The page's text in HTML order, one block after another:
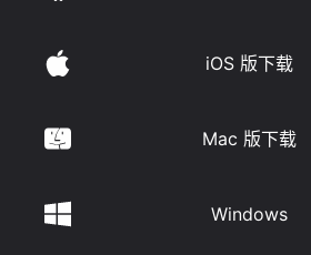
iOS 版下载
Mac 版下载
Windows